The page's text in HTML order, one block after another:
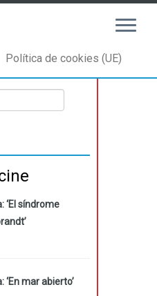
Política de cookies (UE)
‘El síndrome
‘En mar abierto’